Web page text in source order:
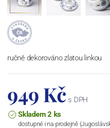
ručně dekorováno zlatou linkou
949 Kč s DPH
Skladem 2 ks
dostupné i na prodejně